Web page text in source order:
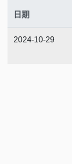
日期
2024-10-29